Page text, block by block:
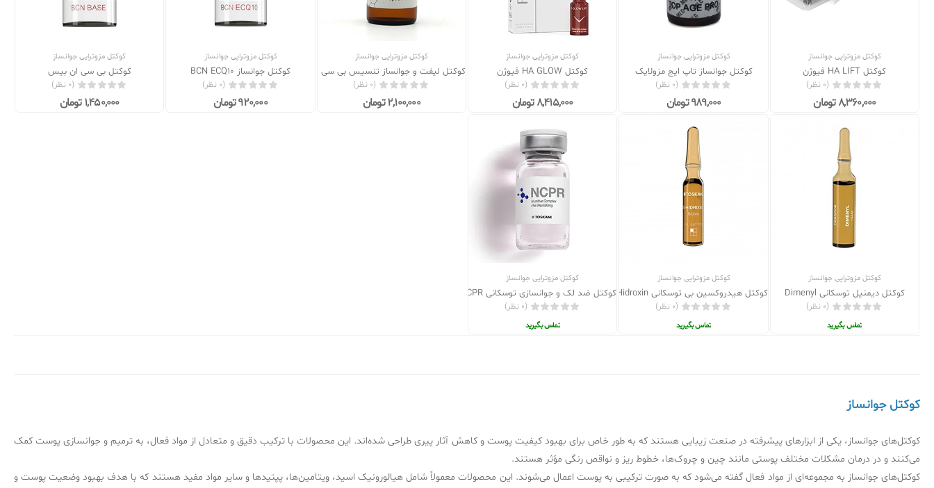
کوکتل مزوتراپی جوانساز
کوکتل HA LIFT فیوژن
(0 نظر)
8,360,000 تومان
کوکتل مزوتراپی جوانساز
کوکتل جوانساز تاپ ایج مزولایک
(0 نظر)
989,000 تومان
کوکتل مزوتراپی جوانساز
کوکتل HA GLOW فیوژن
(0 نظر)
8,415,000 تومان
کوکتل مزوتراپی جوانساز
کوکتل لیفت و جوانساز تنسیس بی سی ان tensis bcn
(0 نظر)
2,100,000 تومان
کوکتل مزوتراپی جوانساز
کوکتل جوانساز BCN ECQ10
(0 نظر)
920,000 تومان
کوکتل مزوتراپی جوانساز
کوکتل بی سی ان بیس
(0 نظر)
1,450,000 تومان
کوکتل مزوتراپی جوانساز
کوکتل دیمنیل توسکانی Dimenyl
(0 نظر)
تماس بگیرید
کوکتل مزوتراپی جوانساز
کوکتل هیدروکسین بی توسکانی B Hidroxin
(0 نظر)
تماس بگیرید
کوکتل مزوتراپی جوانساز
کوکتل ضد لک و جوانسازی توسکانی NCPR
(0 نظر)
تماس بگیرید
کوکتل جوانساز
کوکتل‌های جوانساز، یکی از ابزارهای پیشرفته در صنعت زیبایی هستند که به طور خاص برای بهبود کیفیت پوست و کاهش آثار پیری طراحی شده‌اند. این محصولات با ترکیب دقیق و متعادل از مواد فعال، به ترمیم و جوانسازی پوست کمک
می‌کنند و در درمان مشکلات مختلف پوستی مانند چین و چروک‌ها، خطوط ریز و نواقص رنگی مؤثر هستند.
کوکتل‌های جوانساز به مجموعه‌ای از مواد فعال گفته می‌شود که به صورت ترکیبی به پوست اعمال می‌شوند. این محصولات معمولاً شامل هیالورونیک اسید، ویتامین‌ها، پپتیدها و سایر مواد مفید هستند که با هدف بهبود وضعیت پوست و